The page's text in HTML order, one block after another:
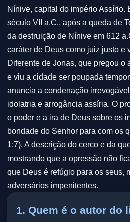
Nínive, capital do império Assírio.
século VII a.C., após a queda de
da destruição de Nínive em 612
caráter de Deus como juiz justo e
Diferente de Jonas, que pregou o
e viu a cidade ser poupada
anuncia a condenação
idolatria e arrogância assíria. O
o poder e a ira de Deus sobre os
bondade do Senhor para com os
1:7). A descrição do cerco e da
mostrando que a opressão não
que Deus é refúgio para os seus,
adversários impenitentes.
1. Quem é o autor do